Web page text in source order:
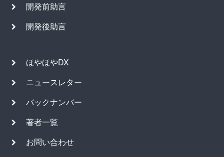
開発前助言
開発後助言
ほやほやDX
ニュースレター
バックナンバー
著者一覧
お問い合わせ